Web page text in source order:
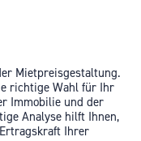
Mietpreisgestaltung.
richtige Wahl für Ihr
Immobilie und der
Analyse hilft Ihnen,
Ihrer